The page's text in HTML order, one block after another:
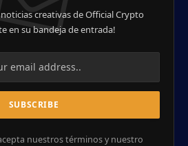
noticias creativas de Official Crypto
en su bandeja de entrada!
nuestros términos y nuestro